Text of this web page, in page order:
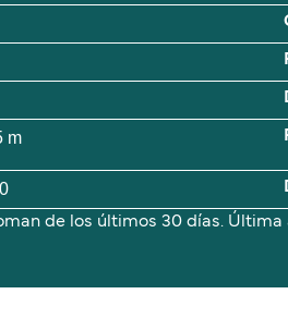
m
de los últimos 30 días. Última